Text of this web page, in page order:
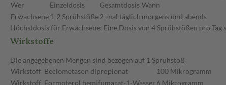
Wer
Einzeldosis Gesamtdosis Wann
Erwachsene 1-2 Sprühstöße2-mal täglich morgens und abends
Höchstdosis für Erwachsene: Eine Dosis von 4 Sprühstößen pro
Wirkstoffe
Die angegebenen Mengen sind bezogen auf 1 Sprühstoß
Wirkstoff Beclometason dipropionat
100 Mikrogramm
Wirkstoff Formoterol hemifumarat-1-Wasser 6 Mikrogramm